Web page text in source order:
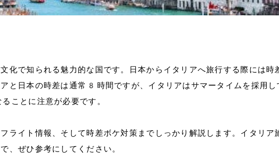
化で知られる魅力的な国です。日本からイタリアへ旅行する際には時
と日本の時差は通常8時間ですが、イタリアはサマータイムを採用し
ことに注意が必要です。
ライト情報、そして時差ボケ対策までしっかり解説します。イタリア
、ぜひ参考にしてください。